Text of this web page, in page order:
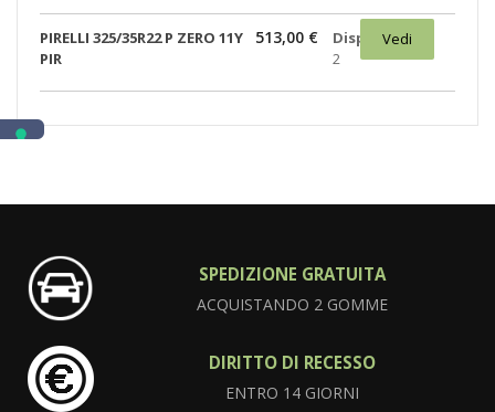
PIRELLI 325/35R22 P ZERO 11Y
PIR
513,00 €
Disponibili:
2
Vedi
SPEDIZIONE GRATUITA
ACQUISTANDO 2 GOMME
DIRITTO DI RECESSO
ENTRO 14 GIORNI